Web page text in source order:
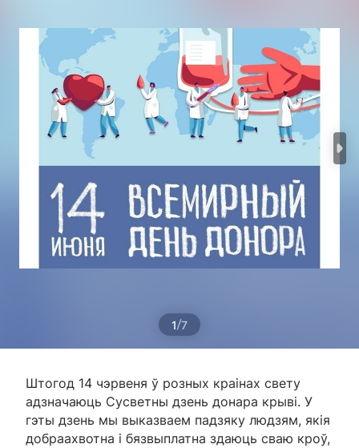
1/7
Штогод 14 чэрвеня ў розных краінах свету
адзначаюць Сусветны дзень донара крыві. У
гэты дзень мы выказваем падзяку людзям, якія
добраахвотна і бязвыплатна здаюць сваю кроў,